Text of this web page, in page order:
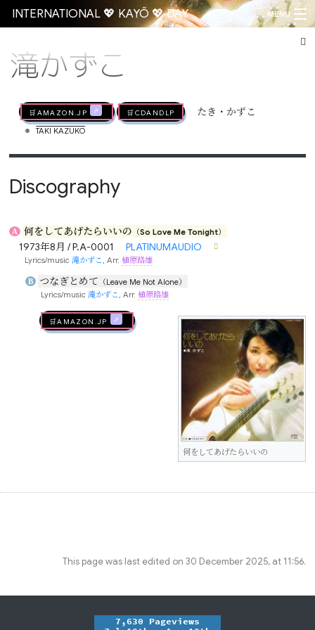
INTERNATIONAL 💖 KAYŌ 💖 DAY MENU
滝かずこ
🛒AMAZON.jp 🛒CDandLP たき・かずこ
• TAKI KAZUKO
Discography
A 何をしてあげたらいいの （So Love Me Tonight）
1973年8月 / P.A-0001 PLATINUMAUDIO
Lyrics/music滝かずこ , Arr.植原路雄
B つなぎとめて （Leave Me Not Alone）
Lyrics/music 滝かずこ, Arr. 植原路雄
何をしてあげたらいいの
🛒AMAZON.jp
This page was last edited on 30 December 2025, at 11:56.